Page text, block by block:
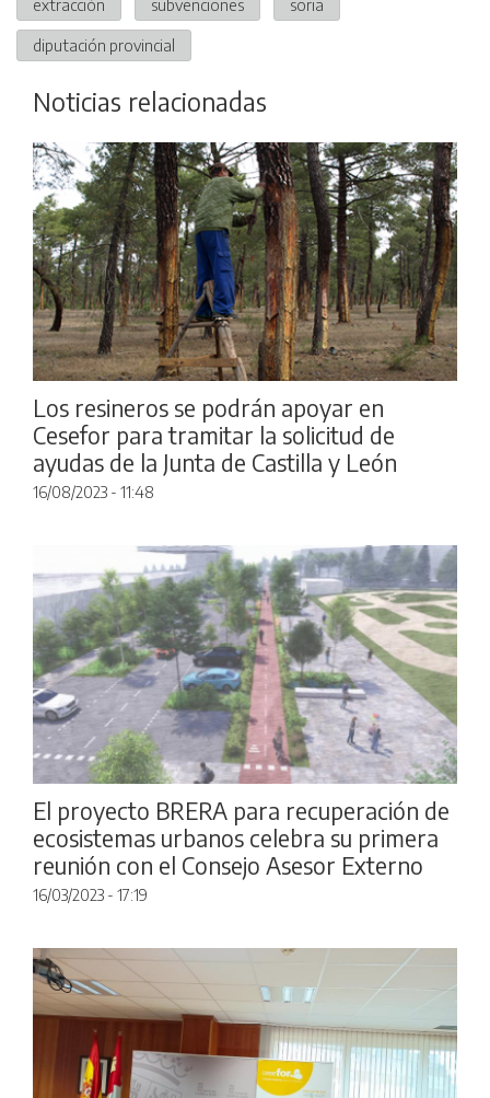
diputación provincial
Noticias relacionadas
Los resineros se podrán apoyar en
Cesefor para tramitar la solicitud de
ayudas de la Junta de Castilla y León
16/08/2023 - 11:48
El proyecto BRERA para recuperación de
ecosistemas urbanos celebra su primera
reunión con el Consejo Asesor Externo
16/03/2023 - 17:19